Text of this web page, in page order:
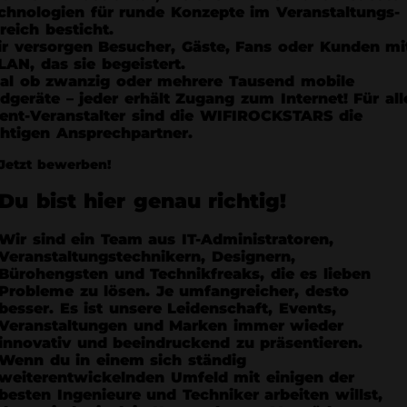
für runde Konzepte im Veranstaltungs-
besticht.
versorgen Besucher, Gäste, Fans oder Kunden
das sie begeistert.
ob zwanzig oder mehrere Tausend mobile
– jeder erhält Zugang zum Internet! Für
Veranstalter sind die WIFIROCKSTARS die
Ansprechpartner.
bewerben!
bist hier genau richtig!
sind ein Team aus IT-Administratoren,
Designern,
und Technikfreaks, die es lieben
zu lösen. Je umfangreicher, desto
Es ist unsere Leidenschaft, Events,
und Marken immer wieder
und beeindruckend zu präsentieren.
du in einem sich ständig
Umfeld mit einigen der
Ingenieure und Techniker arbeiten willst,